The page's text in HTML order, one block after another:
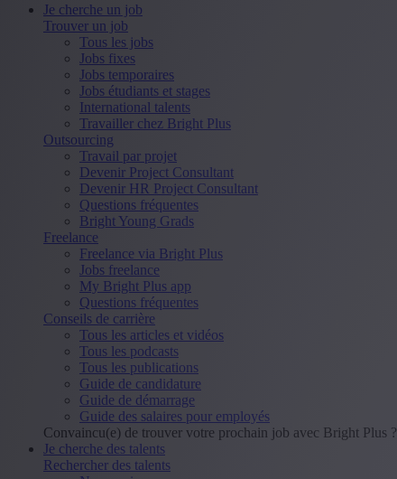
Je cherche un job
Trouver un job
Tous les jobs
Jobs fixes
Jobs temporaires
Jobs étudiants et stages
International talents
Travailler chez Bright Plus
Outsourcing
Travail par projet
Devenir Project Consultant
Devenir HR Project Consultant
Questions fréquentes
Bright Young Grads
Freelance
Freelance via Bright Plus
Jobs freelance
My Bright Plus app
Questions fréquentes
Conseils de carrière
Tous les articles et vidéos
Tous les podcasts
Tous les publications
Guide de candidature
Guide de démarrage
Guide des salaires pour employés
Convaincu(e) de trouver votre prochain job avec Bright Plus ?
Je cherche des talents
Rechercher des talents